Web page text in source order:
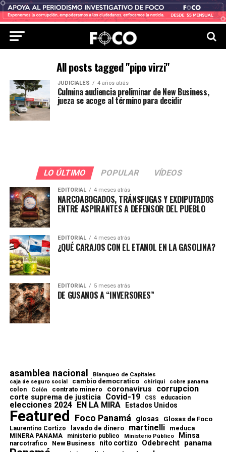
All posts tagged "pipo virzi"
JUDICIALES 4 años atrás
Culmina audiencia preliminar de New Business,
jueza se acoge al término para decidir
LO ÚLTIMO POPULAR VÍDEOS
EDITORIAL 4 meses atrás
NARCOABOGADOS, TRÁNSFUGAS Y EXDIPUTADOS
ENTRE ASPIRANTES A DEFENSOR DEL PUEBLO
EDITORIAL 4 meses atrás
¿QUÉ CARAJOS CON EL ETANOL EN LA GASOLINA?
EDITORIAL 5 meses atrás
DE GUSANOS A “INVERSORES”
asamblea nacional Blanqueo de Capitales
caja de seguro social cambio democratico chiriqui cobre panama
colon Colón contrato minero coronavirus corrupcion
corte suprema de justicia Covid-19 CSS educacion
elecciones 2024 EN LA MIRA Estados Unidos
Featured Foco Panamá glosas Glosas de Foco
Laurentino Cortizo lavado de dinero martinelli meduca
MINERA PANAMA ministerio publico Ministerio Público Minsa
narcotrafico New Business nito cortizo Odebrecht panama